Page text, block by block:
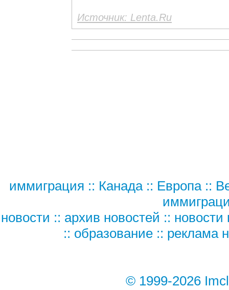
Источник: Lenta.Ru
иммиграция :: Канада:: Европа::
новости :: архив новостей :: новости
:: образование :: реклама
© 1999-2026